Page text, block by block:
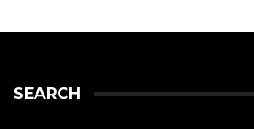
SEARCH